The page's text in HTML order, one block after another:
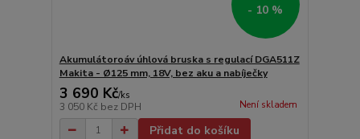
- 10 %
Akumulátoroáv úhlová bruska s regulací DGA511Z
Makita - Ø125 mm, 18V, bez aku a nabíječky
3 690 Kč/ks
3 050 Kč bez DPH Není skladem
Přidat do košíku